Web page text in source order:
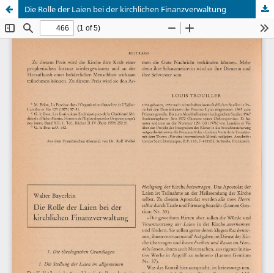
Die Rolle der Laien bei der kirchlichen Finanzverwaltung